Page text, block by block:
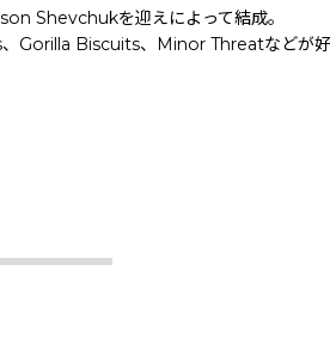
Shevchukを迎えによって結成。
Gorilla Biscuits、Minor Threatなどが